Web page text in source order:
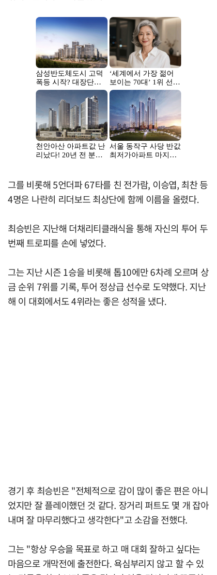
그를 비롯해 5언더파 67타를 친 전가람, 이승엽, 최찬 등
4명은 나란히 리더보드 최상단에 함께 이름을 올렸다.
최승빈은 지난해 더채리티클래식을 통해 자신의 투어 두
번째 트로피를 손에 넣었다.
그는 지난 시즌 1승을 비롯해 톱10에만 6차례 오르며 상
금 순위 7위를 기록, 투어 정상급 선수로 도약했다. 지난
해 이 대회에서도 4위라는 좋은 성적을 냈다.
경기 후 최승빈은 "전체적으로 감이 많이 좋은 편은 아니
었지만 잘 플레이했던 것 같다. 장거리 퍼트도 몇 개 잡아
내며 잘 마무리했다고 생각한다"고 소감을 전했다.
그는 "항상 우승을 목표로 하고 매 대회 잘하고 싶다는
마음으로 개막전에 출전한다. 욕심부리지 않고 할 수 있